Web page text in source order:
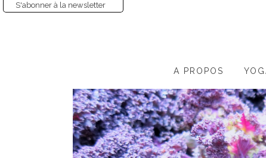
S'abonner à la newsletter
A PROPOS